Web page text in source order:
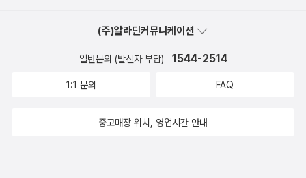
에 의문을 제기할 법도 하다. 그러나 어찌 됐든 간에 결국 살아남은 것
은 ‘과학’이었다. 아니, 과학이다. 과학은 지금도 살아남아 우리의 사
창”이라는 오랜 아이디어를 믿는다. 비록 언어가 전적으로 우리 사고
화되고, 인간 사회는 언어로 묶인다. 우리는 언어를 나눔으로써 진리
(주)알라딘커뮤니케이션
일반문의 (발신자 부담) 1544-2514
1:1 문의 FAQ
중고매장 위치, 영업시간 안내